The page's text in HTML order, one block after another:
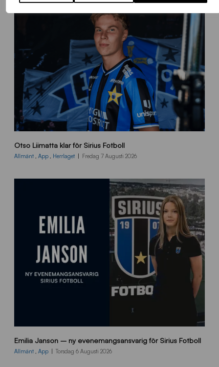
L
_
e
Otso Liimatta klar för Sirius Fotboll
Allmänt App Herrlaget Fredag 7 Augusti 2026
0
0
Emilia Janson – ny evenemangsansvarig för Sirius Fotboll
Allmänt , App Torsdag 6 Augusti 2026